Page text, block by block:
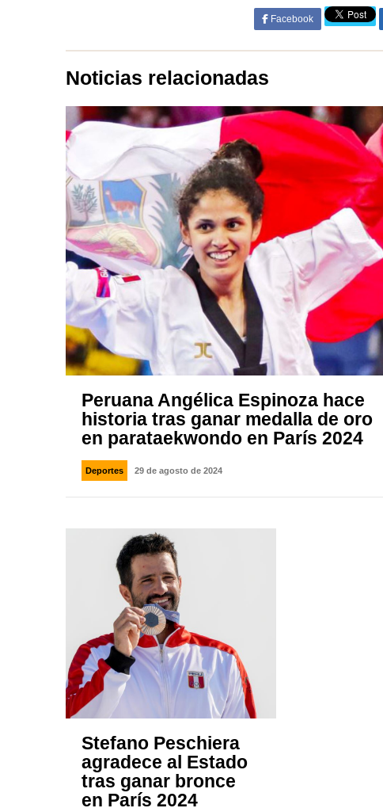
Facebook
Noticias relacionadas
Peruana Angélica Espinoza hace
historia tras ganar medalla de oro
en parataekwondo en París 2024
Deportes 29 de agosto de 2024
Stefano Peschiera
agradece al Estado
tras ganar bronce
en París 2024